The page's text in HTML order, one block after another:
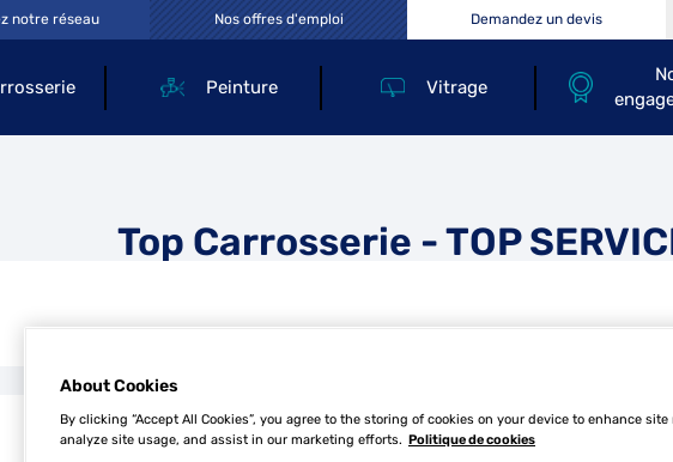
Peinture Vitrage
notre réseau Nos offres d'emploi Demandez un devis
Top Carrosserie - TOP
About Cookies
By clicking “Accept All Cookies”, you agree to the storing of cookies on your device to enhance
analyze site usage, and assist in our marketing efforts. Politique de cookies